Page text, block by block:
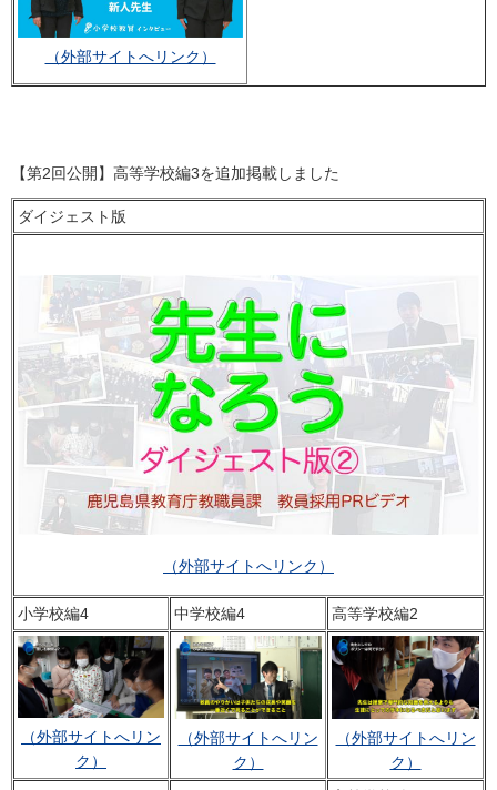
（外部サイトへリンク）
【第2回公開】高等学校編3を追加掲載しました
ダイジェスト版
（外部サイトへリンク）
小学校編4 中学校編4 高等学校編2
（外部サイトへリン
ク）
（外部サイトへリン
ク）
（外部サイトへリン
ク）